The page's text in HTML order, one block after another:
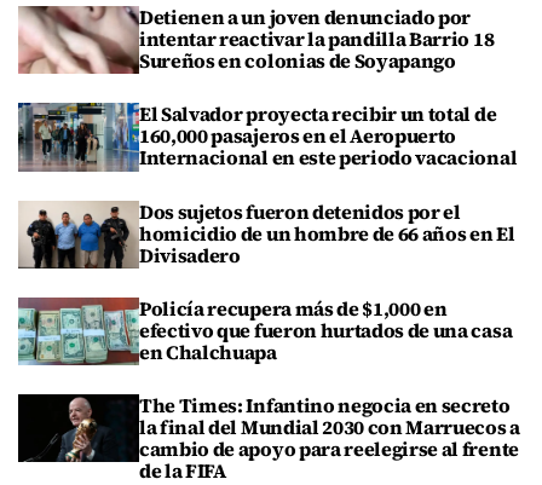
Detienen a un joven denunciado por
intentar reactivar la pandilla Barrio 18
Sureños en colonias de Soyapango
El Salvador proyecta recibir un total de
160,000 pasajeros en el Aeropuerto
Internacional en este periodo vacacional
Dos sujetos fueron detenidos por el
homicidio de un hombre de 66 años en El
Divisadero
Policía recupera más de $1,000 en
efectivo que fueron hurtados de una casa
en Chalchuapa
The Times: Infantino negocia en secreto
la final del Mundial 2030 con Marruecos a
cambio de apoyo para reelegirse al frente
de la FIFA